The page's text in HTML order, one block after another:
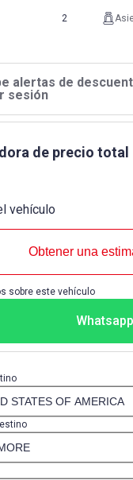
alertas de
sesión
de precio total
vehículo
Obtener una
sobre este vehículo
Whatsapp
2